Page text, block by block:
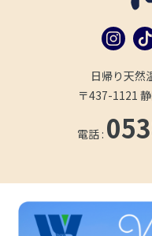
日帰り天然
〒437-1121
電話 :